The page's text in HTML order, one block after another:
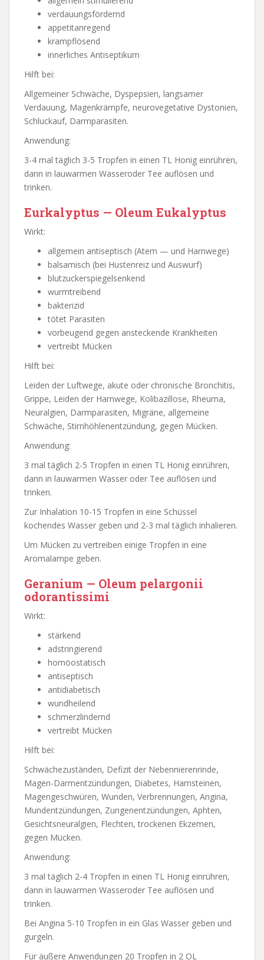
verdauungsfördernd
appetitanregend
krampflösend
innerliches Antiseptikum
Hilft bei:
Allgemeiner Schwäche, Dyspepsien, langsamer
Verdauung, Magenkrämpfe, neurovegetative Dystonien,
Schluckauf, Darmparasiten.
Anwendung:
3-4 mal täglich 3-5 Tropfen in einen TL Honig einrühren,
dann in lauwarmen Wasseroder Tee auflösen und
trinken.
Eurkalyptus — Oleum Eukalyptus
Wirkt:
allgemein antiseptisch (Atem — und Harnwege)
balsamisch (bei Hustenreiz und Auswurf)
blutzuckerspiegelsenkend
wurmtreibend
bakterizid
tötet Parasiten
vorbeugend gegen ansteckende Krankheiten
vertreibt Mücken
Hilft bei:
Leiden der Luftwege, akute oder chronische Bronchitis,
Grippe, Leiden der Harnwege, Kolibazillose, Rheuma,
Neuralgien, Darmparasiten, Migräne, allgemeine
Schwäche, Stirnhöhlenentzündung, gegen Mücken.
Anwendung:
3 mal täglich 2-5 Tropfen in einen TL Honig einrühren,
dann in lauwarmen Wasser oder Tee auflösen und
trinken.
Zur Inhalation 10-15 Tropfen in eine Schüssel
kochendes Wasser geben und 2-3 mal täglich inhalieren.
Um Mücken zu vertreiben einige Tropfen in eine
Aromalampe geben.
Geranium — Oleum pelargonii
odorantissimi
Wirkt:
stärkend
adstringierend
homöostatisch
antiseptisch
antidiabetisch
wundheilend
schmerzlindernd
vertreibt Mücken
Hilft bei:
Schwächezuständen, Defizit der Nebennierenrinde,
Magen-Darmentzündungen, Diabetes, Harnsteinen,
Magengeschwüren, Wunden, Verbrennungen, Angina,
Mundentzündungen, Zungenentzündungen, Aphten,
Gesichtsneuralgien, Flechten, trockenen Ekzemen,
gegen Mücken.
Anwendung:
3 mal täglich 2-4 Tropfen in einen TL Honig einrühren,
dann in lauwarmen Wasseroder Tee auflösen und
trinken.
Bei Angina 5-10 Tropfen in ein Glas Wasser geben und
gurgeln.
Für äußere Anwendungen 20 Tropfen in 2 OL